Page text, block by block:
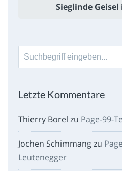
Sieglinde
Suche
nach:
Letzte Kommentare
Thierry Borel zu Page-99-
Jochen Schimmangzu
Leutenegger